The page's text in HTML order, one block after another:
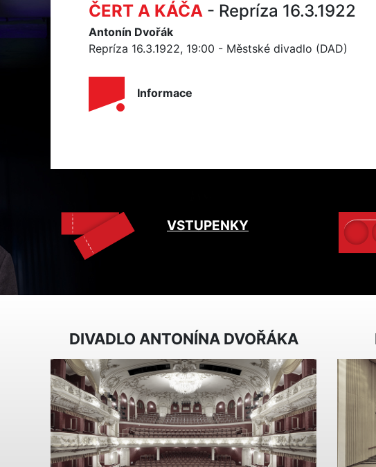
ČERT A KÁČA - Repríza 16.3.1922
Antonín Dvořák
Repríza 16.3.1922, 19:00 - Městské divadlo (DAD)
Informace
VSTUPENKY
DIVADLO ANTONÍNA DVOŘÁKA